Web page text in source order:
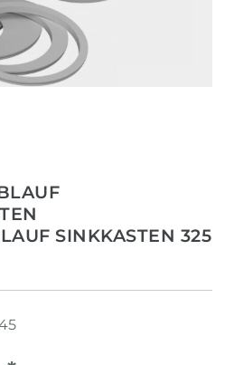
SINKKASTEN 325